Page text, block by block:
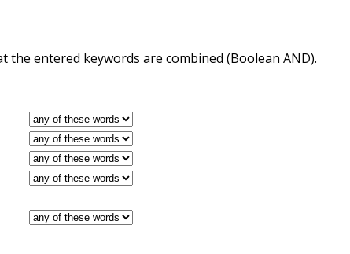
entered keywords are combined (Boolean AND).